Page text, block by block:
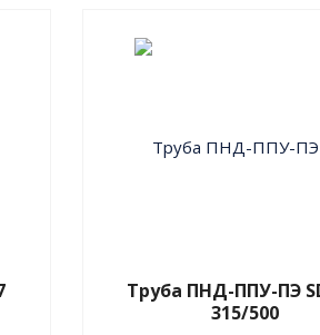
Труба ПНД-ППУ-ПЭ
315/500